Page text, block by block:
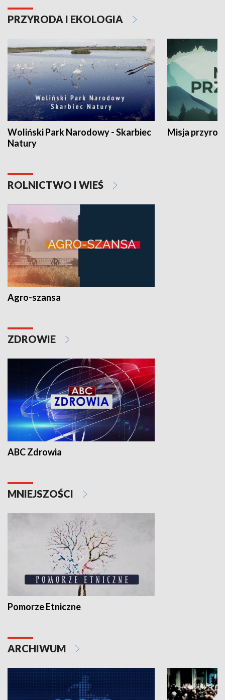
PRZYRODA I EKOLOGIA
Woliński Park Narodowy - Skarbiec
Natury
Misja
ROLNICTWO I WIEŚ
Agro-szansa
ZDROWIE
ABC Zdrowia
MNIEJSZOŚCI
Pomorze Etniczne
ARCHIWUM